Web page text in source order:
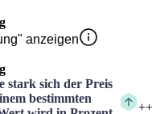
anzeigen
stark sich der Preis
bestimmten
+